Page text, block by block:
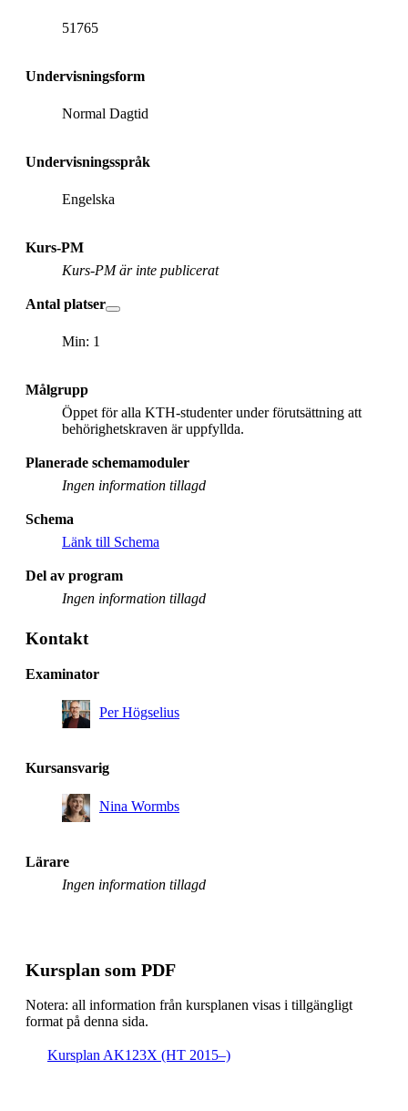
51765
Undervisningsform
Normal Dagtid
Undervisningsspråk
Engelska
Kurs-PM
Kurs-PM är inte publicerat
Antal platser
Min: 1
Målgrupp
Öppet för alla KTH-studenter under förutsättning att
behörighetskraven är uppfyllda.
Planerade schemamoduler
Ingen information tillagd
Schema
Länk till Schema
Del av program
Ingen information tillagd
Kontakt
Examinator
Per Högselius
Kursansvarig
Nina Wormbs
Lärare
Ingen information tillagd
Kursplan som PDF
Notera: all information från kursplanen visas i tillgängligt
format på denna sida.
Kursplan AK123X (HT 2015–)